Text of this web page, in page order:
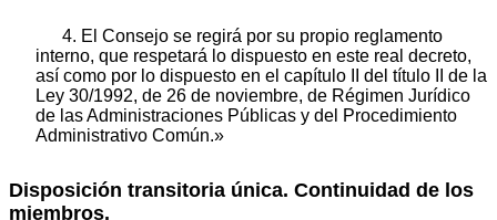
4. El Consejo se regirá por su propio reglamento
interno, que respetará lo dispuesto en este real decreto,
así como por lo dispuesto en el capítulo II del título II de la
Ley 30/1992, de 26 de noviembre, de Régimen Jurídico
de las Administraciones Públicas y del Procedimiento
Administrativo Común.»
Disposición transitoria única. Continuidad de los
miembros.